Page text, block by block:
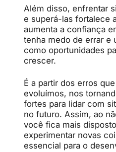
Além disso, enfrentar
e superá-las fortalece
aumenta a confiança
tenha medo de errar e
como oportunidades
crescer.
É a partir dos erros
evoluímos, nos
fortes para lidar com
no futuro. Assim, ao
você fica mais
experimentar novas
essencial para o